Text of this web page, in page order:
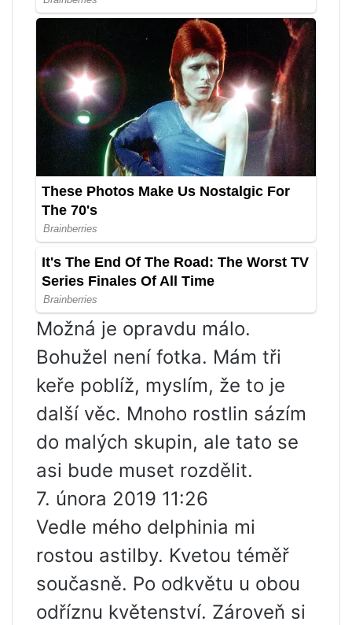
Možná je opravdu málo.
Bohužel není fotka. Mám tři
keře poblíž, myslím, že to je
další věc. Mnoho rostlin sázím
do malých skupin, ale tato se
asi bude muset rozdělit.
7. února 2019 11:26
Vedle mého delphinia mi
rostou astilby. Kvetou téměř
současně. Po odkvětu u obou
odříznu květenství. Zároveň si